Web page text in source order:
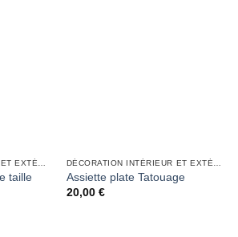
taille
Assiette plate Tatouage
20,00 €